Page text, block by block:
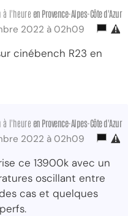
à l'heure en Provence-Alpes-Côte d'Azur
2022 à 02h09
cinébench R23 en
à l'heure en Provence-Alpes-Côte d'Azur
2022 à 02h09
ce 13900k avec un
oscillant entre
cas et quelques